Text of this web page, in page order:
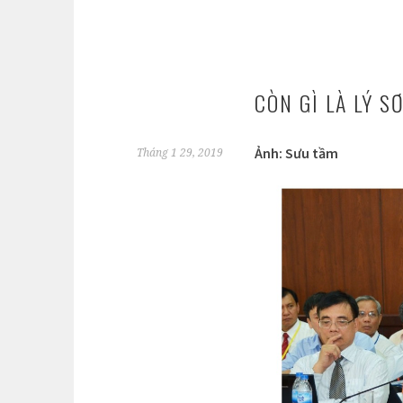
CÒN GÌ LÀ LÝ
Tháng 1 29, 2019 Ảnh: Sưu tầm